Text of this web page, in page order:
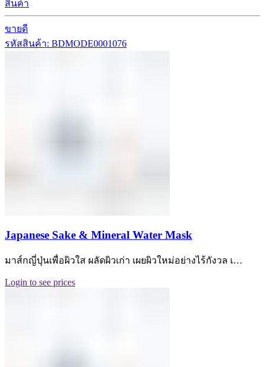
สินค้า
ขายดี
รหัสสินค้า: BDMODE0001076
Japanese Sake & Mineral Water Mask
มาส์กญี่ปุ่นเพื่อผิวใส ผลัดผิวเก่า เผยผิวใหม่อย่างไร้กังวล เ…
Login to see prices